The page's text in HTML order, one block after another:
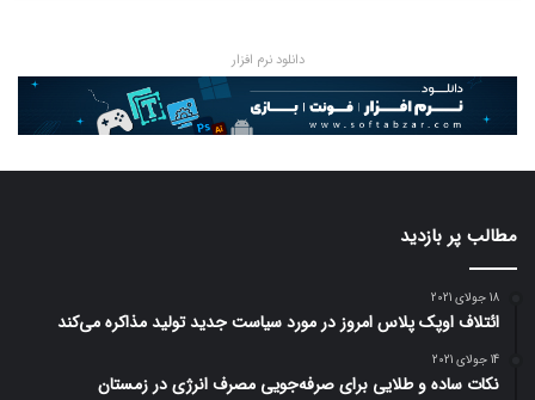
دانلود نرم افزار
مطالب پر بازدید
18 جولای 2021
ائتلاف اوپک پلاس امروز در مورد سیاست جدید تولید مذاکره می‌کند
14 جولای 2021
نکات ساده و طلایی برای صرفه‌جویی مصرف انرژی در زمستان